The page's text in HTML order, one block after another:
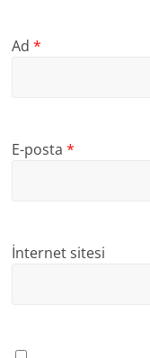
Ad*
E-posta*
İnternet sitesi